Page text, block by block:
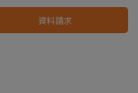
資料請求